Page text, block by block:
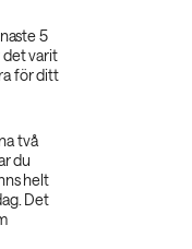
5
det varit
för ditt
två
du
helt
Det